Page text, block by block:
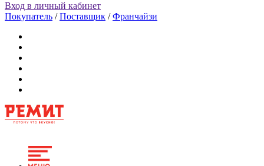
Вход в личный кабинет
Покупатель /Поставщик /Франчайзи